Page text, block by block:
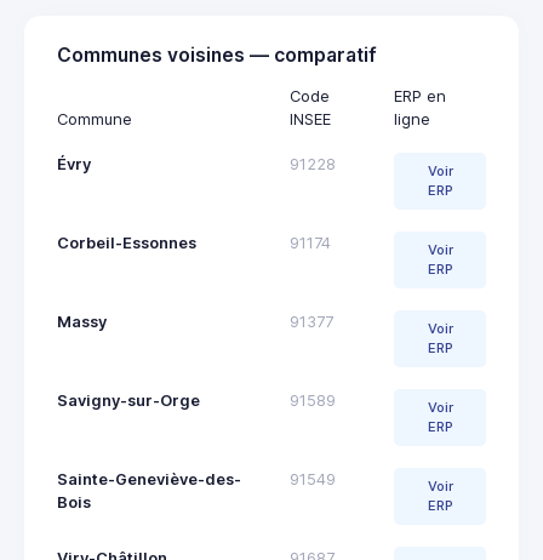
Communes voisines — comparatif
Commune
Code
INSEE
ERP en
ligne
Évry 91228
Voir
ERP
Corbeil-Essonnes 91174
Voir
ERP
Massy 91377
Voir
ERP
Savigny-sur-Orge 91589
Voir
ERP
Sainte-Geneviève-des-
Bois
91549
Voir
ERP